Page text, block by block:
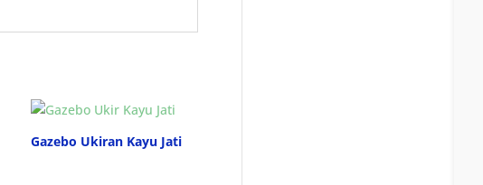
Gazebo Ukiran Kayu Jati